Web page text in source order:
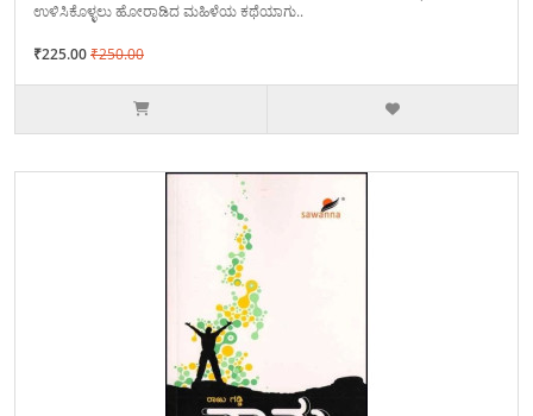
ಉಳಿಸಿಕೊಳ್ಳಲು ಹೋರಾಡಿದ ಮಹಿಳೆಯ ಕಥೆಯಾಗು..
₹225.00₹250.00